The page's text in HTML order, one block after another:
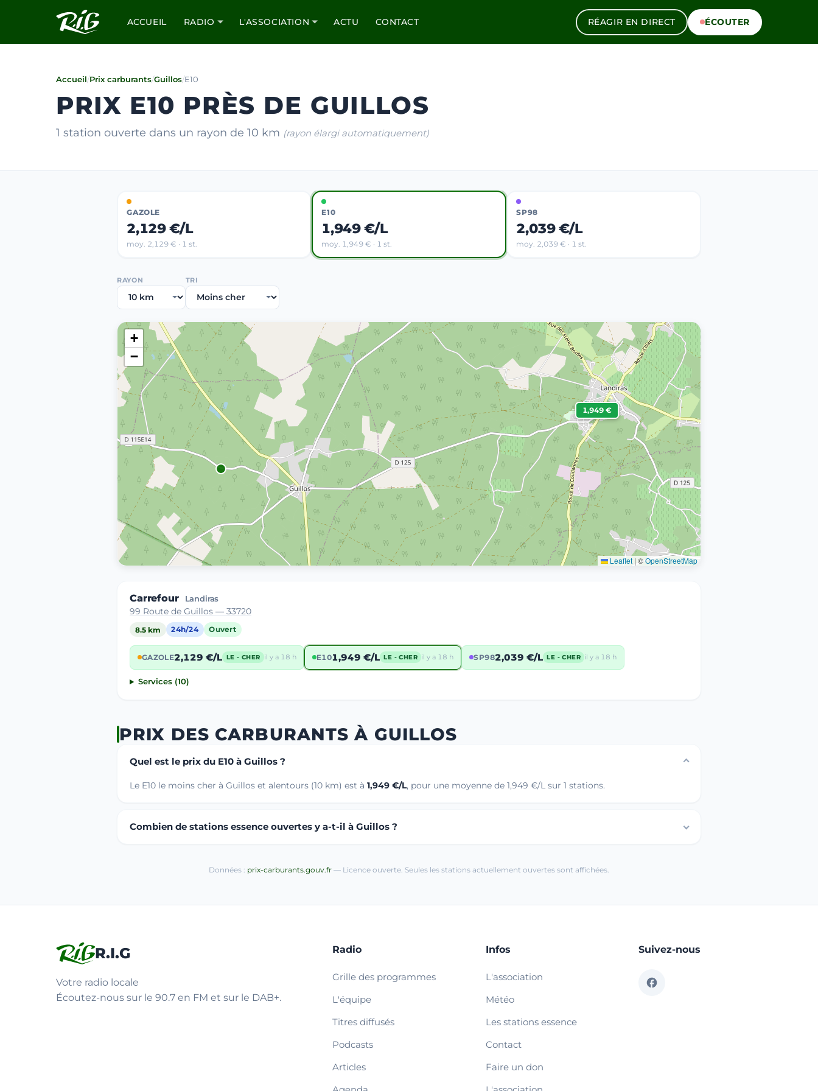
ACCUEIL RADIO L'ASSOCIATION ACTU CONTACT RÉAGIR EN DIRECT ÉCOUTER
Accueil/Prix carburants/Guillos/E10
PRIX E10 PRÈS DE GUILLOS
1 station ouverte dans un rayon de 10 km (rayon élargi automatiquement)
GAZOLE
2,129 €/L
moy. 2,129 € · 1 st.
E10
1,949 €/L
moy. 1,949 € · 1 st.
SP98
2,039 €/L
moy. 2,039 € · 1 st.
RAYON TRI
1,949 €
+
−
Leaflet | ©OpenStreetMap
Carrefour Landiras
99 Route de Guillos — 33720
8.5 km 24h/24 Ouvert
GAZOLE2,129 €/L LE - CHER il y a 18 h E101,949 €/L LE - CHER il y a 18 h SP982,039 €/L LE - CHER il y a 18 h
Services (10)
PRIX DES CARBURANTS À GUILLOS
Quel est le prix du E10 à Guillos ?
Le E10 le moins cher à Guillos et alentours (10 km) est à 1,949 €/L, pour une moyenne de 1,949 €/L sur 1 stations.
Combien de stations essence ouvertes y a-t-il à Guillos ?
Données : prix-carburants.gouv.fr — Licence ouverte. Seules les stations actuellement ouvertes sont affichées.
R.I.G
Votre radio locale
Écoutez-nous sur le 90.7 en FM et sur le DAB+.
Radio
Grille des programmes
L'équipe
Titres diffusés
Podcasts
Articles
Infos
L'association
Météo
Les stations essence
Contact
Faire un don
Suivez-nous